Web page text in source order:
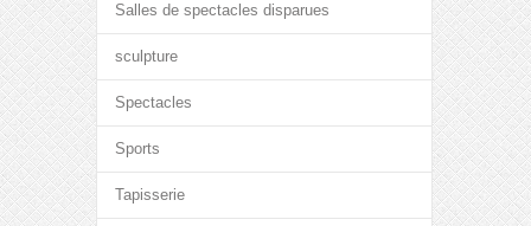
Salles de spectacles disparues
sculpture
Spectacles
Sports
Tapisserie